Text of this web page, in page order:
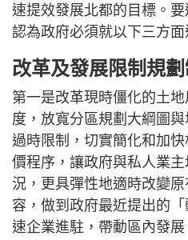
速提效發展北都的目標。
認為政府必須就以下三方
改革及發展限制規
第一是改革現時僵化的土
度，放寬分區規劃大綱圖
過時限制，切實簡化和加
價程序，讓政府與私人業
況，更具彈性地適時改變
容，做到政府最近提出的
速企業進駐，帶動區內發展